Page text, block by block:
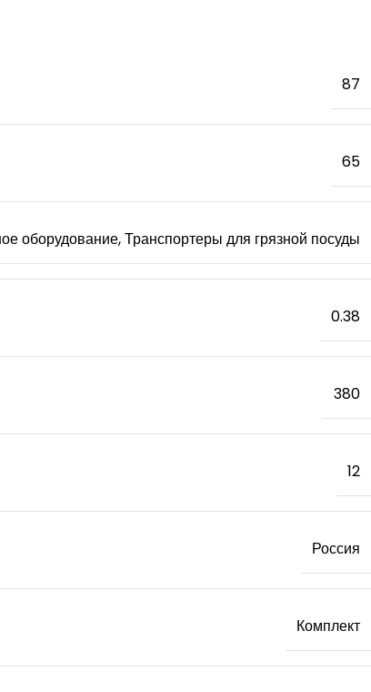
87
65
оборудование, Транспортеры для грязной посуды
0.38
380
12
Россия
Комплект